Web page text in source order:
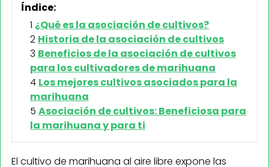
Índice:
¿Qué es la asociación de cultivos?
Historia de la asociación de cultivos
Beneficios de la asociación de cultivos
para los cultivadores de marihuana
Los mejores cultivos asociados para la
marihuana
Asociación de cultivos: Beneficiosa para
la marihuana y para ti
El cultivo de marihuana al aire libre expone las